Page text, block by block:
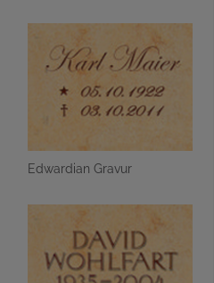
Edwardian Gravur